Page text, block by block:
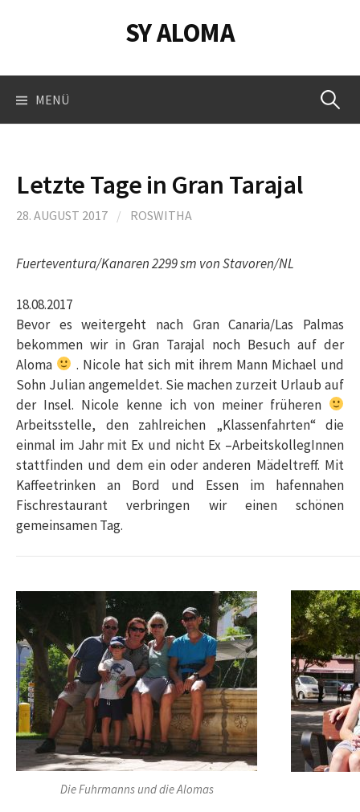
SY ALOMA
MENÜ Suchen
Letzte Tage in Gran Tarajal
28. AUGUST 2017 / ROSWITHA
Fuerteventura/Kanaren 2299 sm von Stavoren/NL
18.08.2017
Bevor es weitergeht nach Gran Canaria/Las Palmas
bekommen wir in Gran Tarajal noch Besuch auf der
Aloma
. Nicole hat sich mit ihrem Mann Michael und
Sohn Julian angemeldet. Sie machen zurzeit Urlaub auf
der Insel. Nicole kenne ich von meiner früheren
Arbeitsstelle, den zahlreichen „Klassenfahrten“ die
einmal im Jahr mit Ex und nicht Ex –ArbeitskollegInnen
stattfinden und dem ein oder anderen Mädeltreff. Mit
Kaffeetrinken an Bord und Essen im hafennahen
Fischrestaurant verbringen wir einen schönen
gemeinsamen Tag.
Die Fuhrmanns und die Alomas